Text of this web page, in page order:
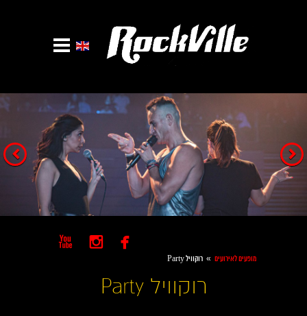
הקודם



מופעים לאירועים » רוקוויל Party
רוקוויל Party